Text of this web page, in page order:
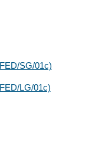
SG/01c)
LG/01c)